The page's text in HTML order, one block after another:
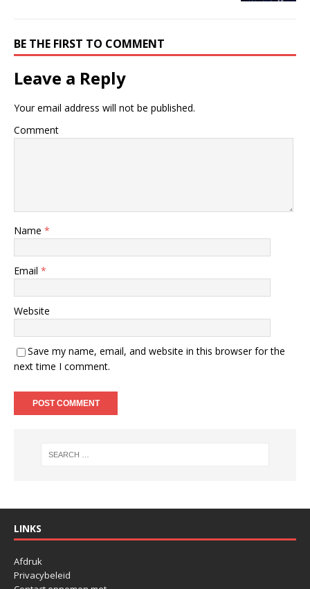
BE THE FIRST TO COMMENT
Leave a Reply
Your email address will not be published.
Comment
Name *
Email *
Website
Save my name, email, and website in this browser for the
next time I comment.
LINKS
Afdruk
Privacybeleid